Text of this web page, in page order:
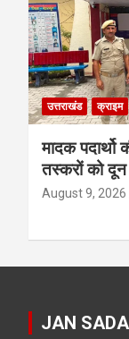
उत्तराखंड क्राइम
मादक
तस्करों को दून
August 9, 2026
JAN